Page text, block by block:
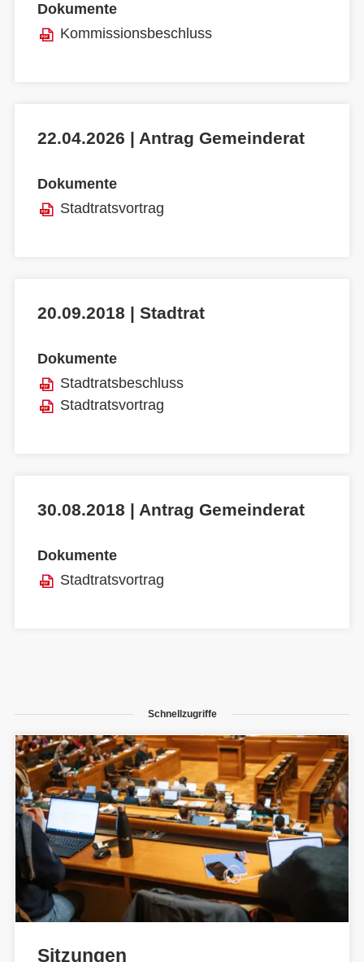
Dokumente
Kommissionsbeschluss
22.04.2026 | Antrag Gemeinderat
Dokumente
Stadtratsvortrag
20.09.2018 | Stadtrat
Dokumente
Stadtratsbeschluss
Stadtratsvortrag
30.08.2018 | Antrag Gemeinderat
Dokumente
Stadtratsvortrag
Schnellzugriffe
Sitzungen